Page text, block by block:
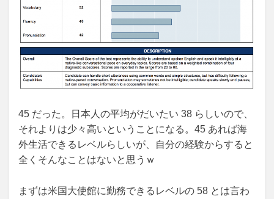
45 だった。日本人の平均がだいたい 38 らしいので、
それよりは少々高いということになる。45 あれば海
外生活できるレベルらしいが、自分の経験からすると
全くそんなことはないと思うｗ
まずは米国大使館に勤務できるレベルの 58 とは言わ